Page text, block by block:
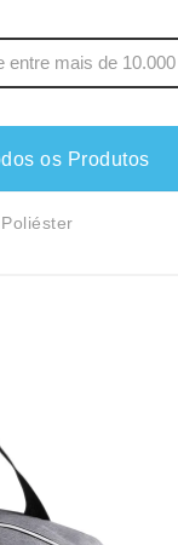
os Produtos